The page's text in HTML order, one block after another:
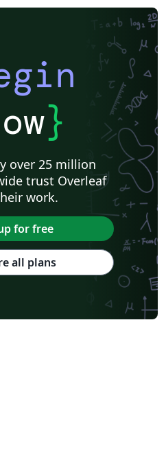
}
over 25 million
trust Overleaf
work.
for free
all plans